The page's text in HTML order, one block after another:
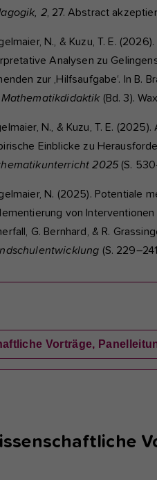
2, 27. Abstract
N., & Kuzu, T. E.
Analysen zu
zur ,Hilfsaufgabe‘. In B.
(Bd. 3).
N., & Kuzu, T. E.
Einblicke zu
2025 (S.
N. (2025). Potentiale
von Interventionen
G. Bernhard, & R.
(S.
Vorträge,